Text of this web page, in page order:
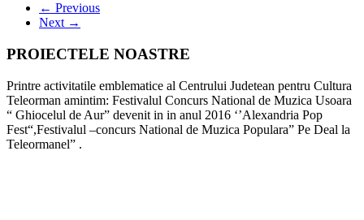
← Previous
Next →
PROIECTELE NOASTRE
Printre activitatile emblematice al Centrului Judetean pentru Cultura
Teleorman amintim: Festivalul Concurs National de Muzica Usoara
“ Ghiocelul de Aur” devenit in in anul 2016 ‘’Alexandria Pop
Fest“,Festivalul –concurs National de Muzica Populara” Pe Deal la
Teleormanel” .